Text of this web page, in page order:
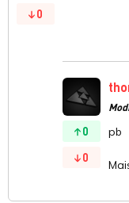
0
0
0
pb